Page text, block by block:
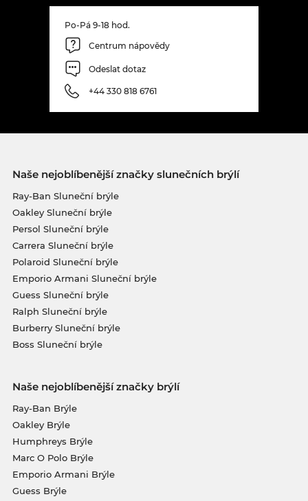
Po-Pá 9-18 hod.
Centrum nápovědy
Odeslat dotaz
+44 330 818 6761
Naše nejoblíbenější značky slunečních brýlí
Ray-Ban Sluneční brýle
Oakley Sluneční brýle
Persol Sluneční brýle
Carrera Sluneční brýle
Polaroid Sluneční brýle
Emporio Armani Sluneční brýle
Guess Sluneční brýle
Ralph Sluneční brýle
Burberry Sluneční brýle
Boss Sluneční brýle
Naše nejoblíbenější značky brýlí
Ray-Ban Brýle
Oakley Brýle
Humphreys Brýle
Marc O Polo Brýle
Emporio Armani Brýle
Guess Brýle